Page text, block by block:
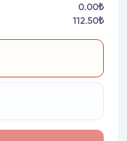
0.00₺
112.50₺